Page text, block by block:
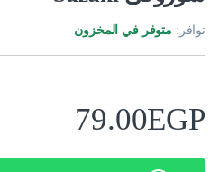
توافر: متوفر في المخزون
79.00EGP